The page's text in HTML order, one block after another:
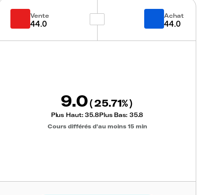
Vente
44.0
Achat
44.0
9.0(25.71%)
Plus Haut:35.8Plus Bas: 35.8
Cours différés d'au moins 15 min